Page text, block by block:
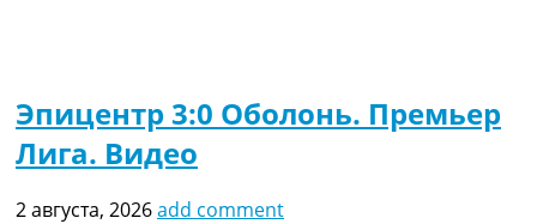
Эпицентр 3:0 Оболонь. Премьер
Лига. Видео
2 августа, 2026add comment